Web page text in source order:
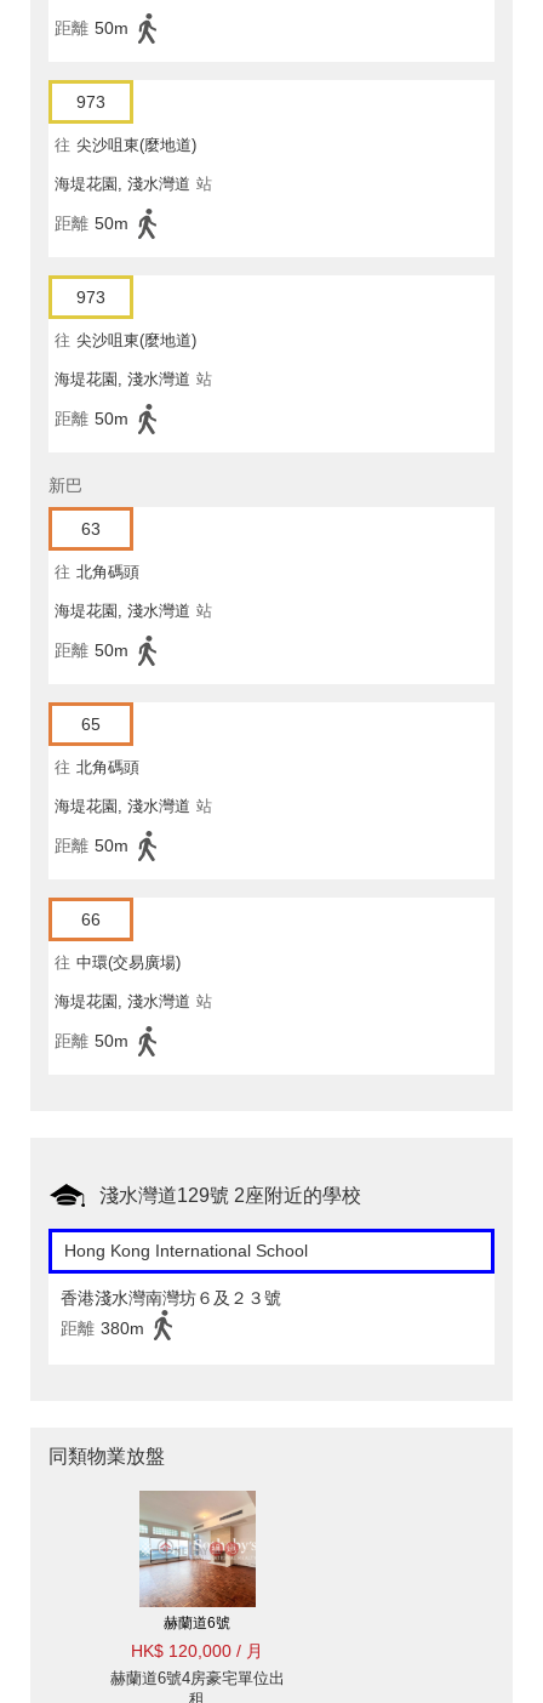
距離 50m
973
往 尖沙咀東(麼地道)
海堤花園, 淺水灣道 站
距離 50m
973
往 尖沙咀東(麼地道)
海堤花園, 淺水灣道 站
距離 50m
新巴
63
往 北角碼頭
海堤花園, 淺水灣道 站
距離 50m
65
往 北角碼頭
海堤花園, 淺水灣道 站
距離 50m
66
往 中環(交易廣場)
海堤花園, 淺水灣道 站
距離 50m
淺水灣道129號 2座附近的學校
Hong Kong International School
香港淺水灣南灣坊６及２３號
距離 380m
同類物業放盤
赫蘭道6號
HK$ 120,000 / 月
赫蘭道6號4房豪宅單位出
租